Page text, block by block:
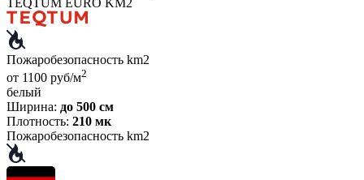
Пожаробезопасность km2
от 1100 руб/м2
белый
Ширина: до 500 см
Плотность: 210 мк
Пожаробезопасность km2